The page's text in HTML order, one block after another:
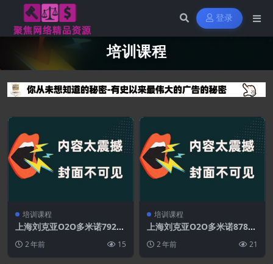
登录
培训课程
培训课程
上海刘克亚O2O多米诺792分
2 年前 15
培训课程
上海刘克亚O2O多米诺878分
2 年前 21